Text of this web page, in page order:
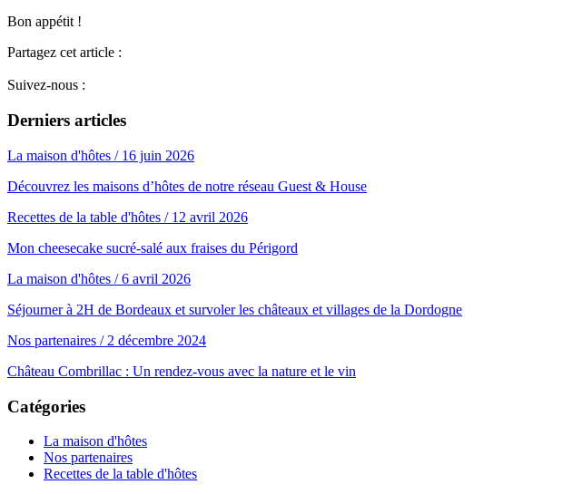
Bon appétit !
Partagez cet article :
Suivez-nous :
Derniers articles
La maison d'hôtes / 16 juin 2026
Découvrez les maisons d’hôtes de notre réseau Guest & House
Recettes de la table d'hôtes / 12 avril 2026
Mon cheesecake sucré-salé aux fraises du Périgord
La maison d'hôtes / 6 avril 2026
Séjourner à 2H de Bordeaux et survoler les châteaux et villages de la Dordogne
Nos partenaires / 2 décembre 2024
Château Combrillac : Un rendez-vous avec la nature et le vin
Catégories
La maison d'hôtes
Nos partenaires
Recettes de la table d'hôtes